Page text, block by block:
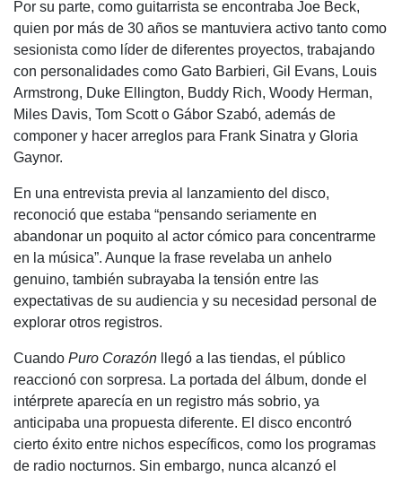
Por su parte, como guitarrista se encontraba Joe Beck,
quien por más de 30 años se mantuviera activo tanto como
sesionista como líder de diferentes proyectos, trabajando
con personalidades como Gato Barbieri, Gil Evans, Louis
Armstrong, Duke Ellington, Buddy Rich, Woody Herman,
Miles Davis, Tom Scott o Gábor Szabó, además de
componer y hacer arreglos para Frank Sinatra y Gloria
Gaynor.
En una entrevista previa al lanzamiento del disco,
reconoció que estaba “pensando seriamente en
abandonar un poquito al actor cómico para concentrarme
en la música”. Aunque la frase revelaba un anhelo
genuino, también subrayaba la tensión entre las
expectativas de su audiencia y su necesidad personal de
explorar otros registros.
Cuando Puro Corazón llegó a las tiendas, el público
reaccionó con sorpresa. La portada del álbum, donde el
intérprete aparecía en un registro más sobrio, ya
anticipaba una propuesta diferente. El disco encontró
cierto éxito entre nichos específicos, como los programas
de radio nocturnos. Sin embargo, nunca alcanzó el